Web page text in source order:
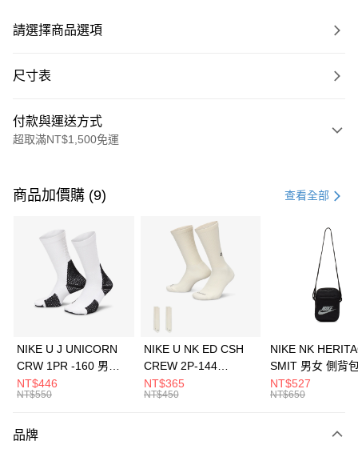
請選擇商品選項
尺寸表
付款與運送方式
超取滿NT$1,500免運
信用卡一次付款
3 期 0 利率 每期 21家銀行
合作金庫商業銀行
第一商業銀行
華南商業銀行
彰化商業銀行
上海商業儲蓄銀行
元大商業銀行
台灣樂天信用卡公司
Apple Pay
全盈+PAY
AFTEE先享後付
【關於「AFTEE先享後付」】
商品加價購 (9) 查看全部
NIKE U J UNICORN
CRW 1PR -160 男女
中統襪 FZ3393100
NT$446
NT$550
NIKE U NK ED CSH
CREW 2P-144
EMBRDY 男女 短統襪
FZ3073133
NT$365
NT$450
NIKE NK
SMIT 男女 側背
BA5871010
NT$527
NT$650
品牌